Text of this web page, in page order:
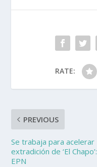
RATE:
PREVIOUS
Se trabaja para acelerar
extradición de ‘El Chapo’:
EPN